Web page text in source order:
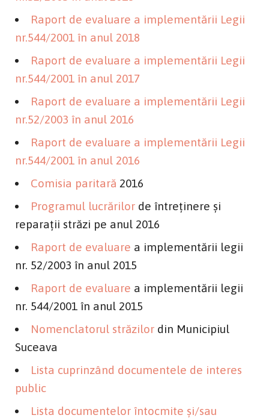
Raport de evaluare a implementării Legii
nr.544/2001 în anul 2018
Raport de evaluare a implementării Legii
nr.544/2001 în anul 2017
Raport de evaluare a implementării Legii
nr.52/2003 în anul 2016
Raport de evaluare a implementării Legii
nr.544/2001 în anul 2016
Comisia paritară 2016
Programul lucrărilor de întreținere și
reparații străzi pe anul 2016
Raport de evaluare a implementării legii
nr. 52/2003 în anul 2015
Raport de evaluare a implementării legii
nr. 544/2001 în anul 2015
Nomenclatorul străzilor din Municipiul
Suceava
Lista cuprinzând documentele de interes
public
Lista documentelor întocmite şi/sau